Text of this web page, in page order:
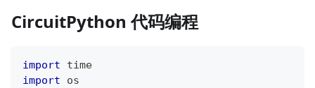
CircuitPython 代码编程
import time
import os